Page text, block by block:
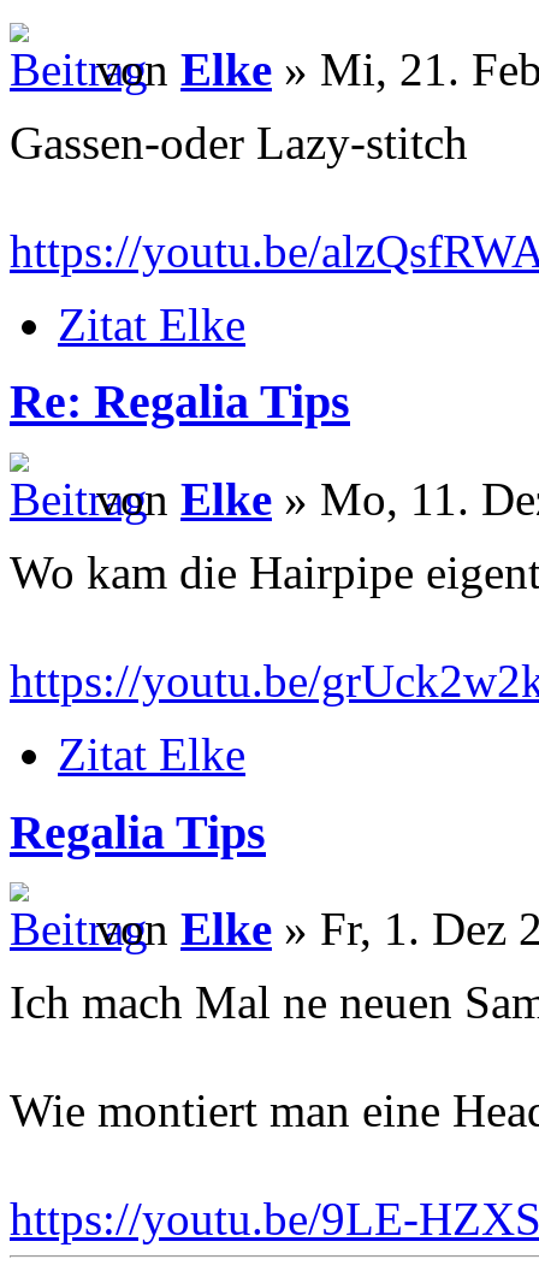
von Elke » Mi, 21.
Gassen-oder Lazy-stitch
https://youtu.be/
Zitat Elke
Re: Regalia Tips
von Elke » Mo, 11.
Wo kam die Hairpipe
https://youtu.be/
Zitat Elke
Regalia Tips
von Elke » Fr, 1. Dez
Ich mach Mal ne neuen
Wie montiert man eine
https://youtu.be/9LE-